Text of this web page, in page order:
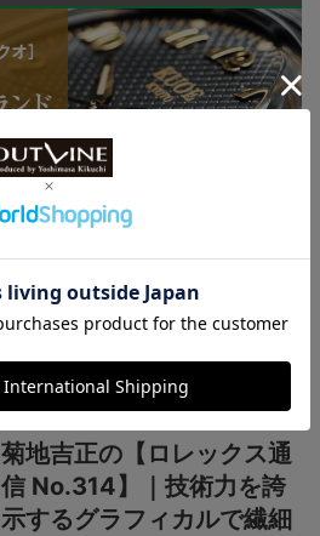
菊地吉正の【ロレックス通
信 No.314】｜技術力を誇
示するグラフィカルで繊細